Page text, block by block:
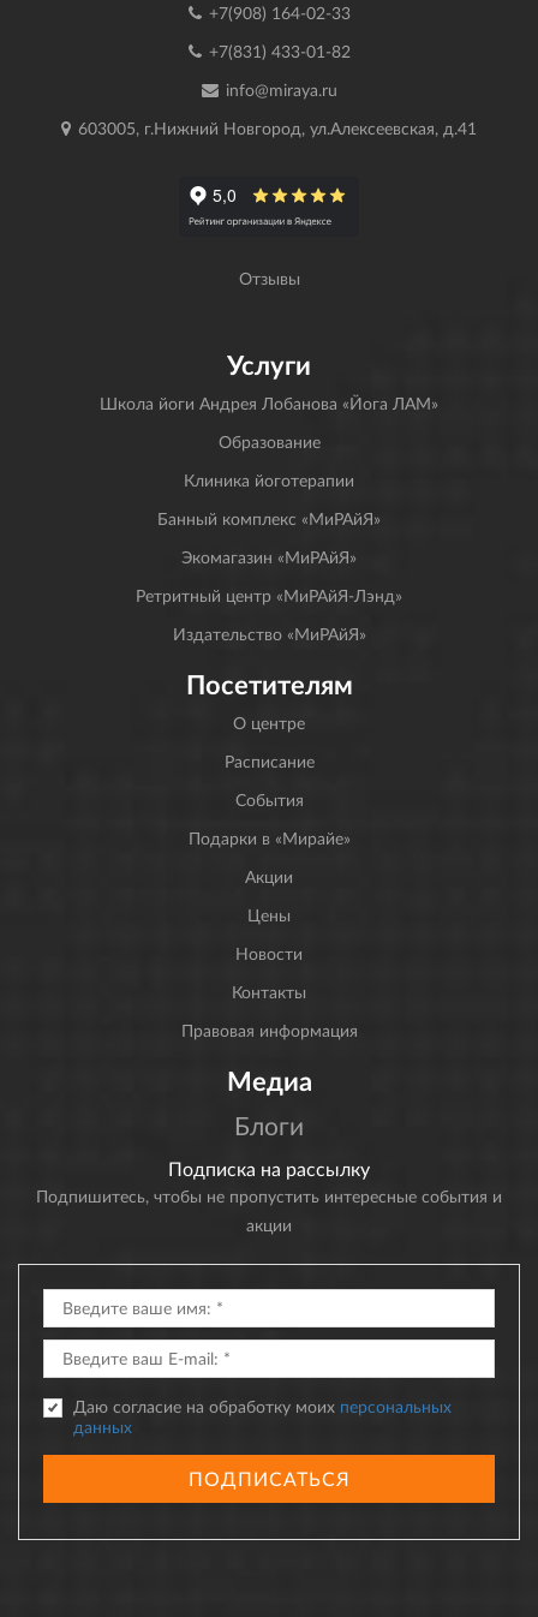
+7(908) 164-02-33
+7(831) 433-01-82
info@miraya.ru
603005, г.Нижний Новгород, ул.Алексеевская, д.41
Отзывы
Услуги
Школа йоги Андрея Лобанова «Йога ЛАМ»
Образование
Клиника йоготерапии
Банный комплекс «МиРАйЯ»
Экомагазин «МиРАйЯ»
Ретритный центр «МиРАйЯ-Лэнд»
Издательство «МиРАйЯ»
Посетителям
О центре
Расписание
События
Подарки в «Мирайе»
Акции
Цены
Новости
Контакты
Правовая информация
Медиа
Блоги
Подписка на рассылку
Подпишитесь, чтобы не пропустить интересные события и
акции
Даю согласие на обработку моих персональных
данных
ПОДПИСАТЬСЯ